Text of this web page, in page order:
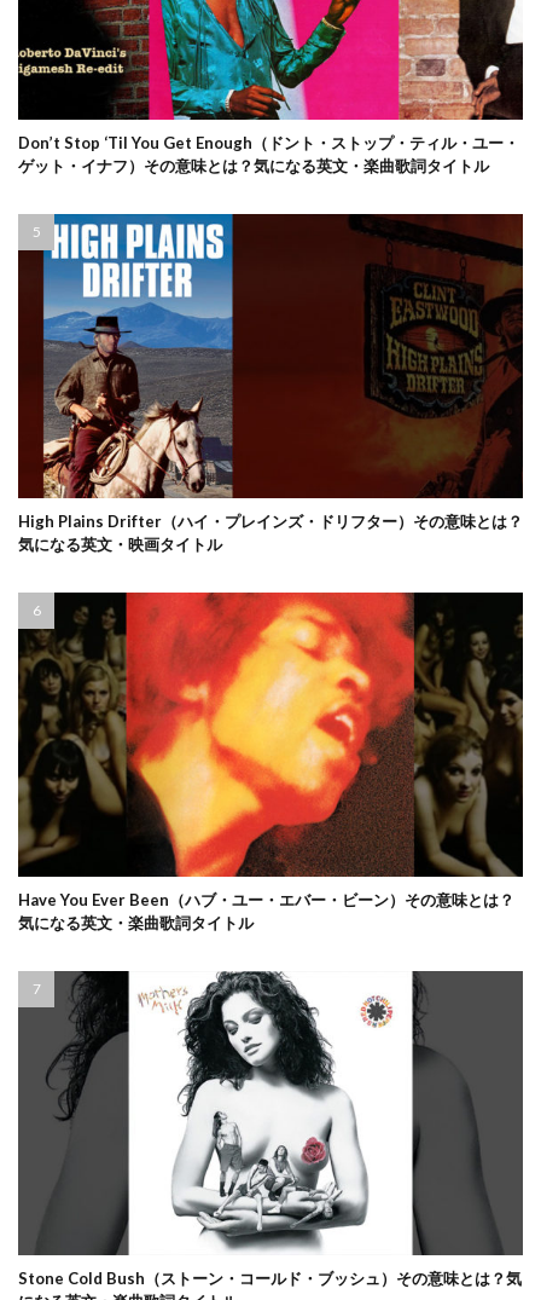
Don’t Stop ‘Til You Get Enough（ドント・ストップ・ティル・ユー・
ゲット・イナフ）その意味とは？気になる英文・楽曲歌詞タイトル
High Plains Drifter（ハイ・プレインズ・ドリフター）その意味とは？
気になる英文・映画タイトル
Have You Ever Been（ハブ・ユー・エバー・ビーン）その意味とは？
気になる英文・楽曲歌詞タイトル
Stone Cold Bush（ストーン・コールド・ブッシュ）その意味とは？気